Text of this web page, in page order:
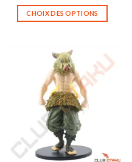
CHOIX DES OPTIONS
a
plusieurs
variations.
Les
options
peuvent
être
choisies
sur